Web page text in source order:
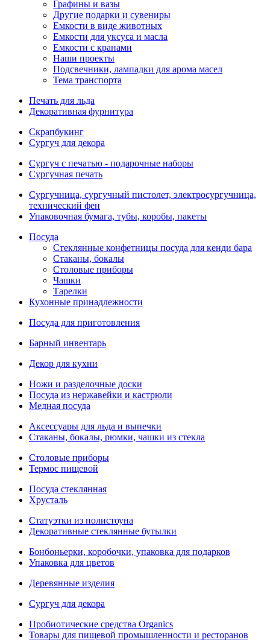
Графины и вазы
Другие подарки и сувениры
Емкости в виде животных
Емкости для уксуса и масла
Емкости с кранами
Наши проекты
Подсвечники, лампадки для арома масел
Тема транспорта
Печать для льда
Декоративная фурнитура
Скрапбукинг
Сургуч для декора
Сургуч с печатью - подарочные наборы
Сургучная печать
Сургучница, сургучный пистолет, электросургучница,
технический фен
Упаковочная бумага, тубы, коробы, пакеты
Посуда
Стеклянные конфетницы посуда для кенди бара
Стаканы, бокалы
Столовые приборы
Чашки
Тарелки
Кухонные принадлежности
Посуда для приготовления
Барный инвентарь
Декор для кухни
Ножи и разделочные доски
Посуда из нержавейки и кастрюли
Медная посуда
Аксессуары для льда и выпечки
Стаканы, бокалы, рюмки, чашки из стекла
Столовые приборы
Термос пищевой
Посуда стеклянная
Хрусталь
Статуэтки из полистоуна
Декоративные стеклянные бутылки
Бонбоньерки, коробочки, упаковка для подарков
Упаковка для цветов
Деревянные изделия
Сургуч для декора
Пробиотические средства Organics
Товары для пищевой промышленности и ресторанов